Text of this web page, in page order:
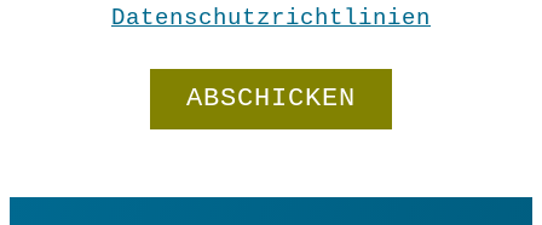
"MUT"
Datenschutzrichtlinien